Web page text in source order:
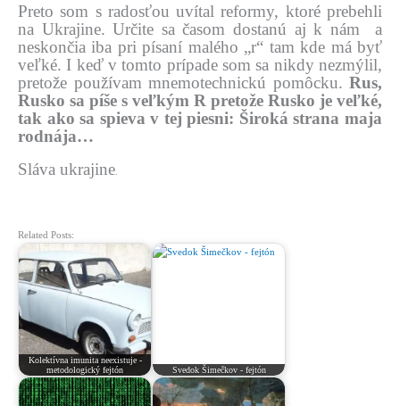
Preto som s radosťou uvítal reformy, ktoré prebehli
na Ukrajine. Určite sa časom dostanú aj k nám a
neskončia iba pri písaní malého „r“ tam kde má byť
veľké. I keď v tomto prípade som sa nikdy nezmýlil,
pretože používam mnemotechnickú pomôcku. Rus,
Rusko sa píše s veľkým R pretože Rusko je veľké,
tak ako sa spieva v tej piesni: Široká strana maja
rodnája…
Sláva ukrajine
Related Posts:
Kolektívna imunita neexistuje -
metodologický fejtón
Svedok Šimečkov - fejtón